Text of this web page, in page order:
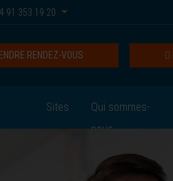
91 353 19 20
RENDEZ-VOUS
Sites
Qui sommes-
nous